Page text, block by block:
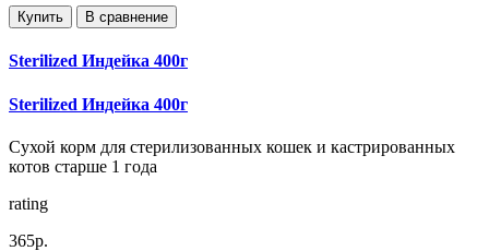
Купить В сравнение
Sterilized Индейка 400г
Sterilized Индейка 400г
Сухой корм для стерилизованных кошек и кастрированных
котов старше 1 года
rating
365р.